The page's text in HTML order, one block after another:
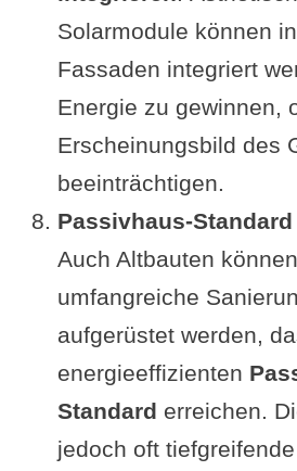
Solarmodule können
Fassaden integriert
Energie zu gewinnen,
Erscheinungsbild des
beeinträchtigen.
Passivhaus-
Auch Altbauten
umfangreiche
aufgerüstet werden,
energieeffizienten
Standard erreichen.
jedoch oft